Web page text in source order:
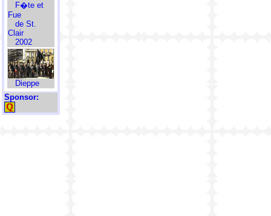
F�te et
Fue
de St.
Clair
2002
Dieppe
Sponsor: